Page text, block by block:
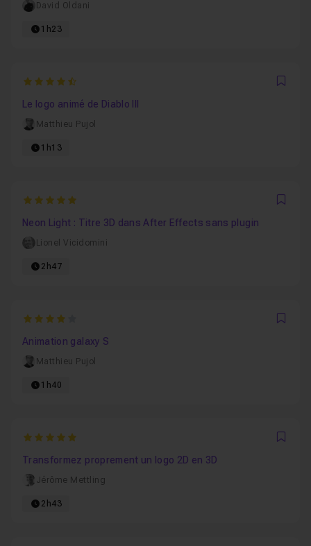
David Oldani
1h23
4.75
Le logo animé de Diablo III
Matthieu Pujol
1h13
5
Neon Light : Titre 3D dans After Effects sans plugin
Lionel Vicidomini
2h47
4
Animation galaxy S
Matthieu Pujol
1h40
5
Transformez proprement un logo 2D en 3D
Jérôme Mettling
2h43